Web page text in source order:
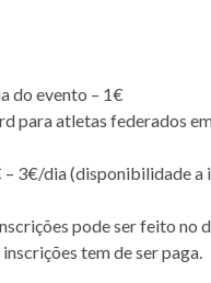
do evento – 1€
para atletas federados
– 3€/dia (disponibilidade a
pode ser feito no
tem de ser paga.